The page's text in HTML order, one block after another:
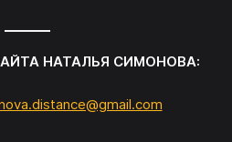
НАТАЛЬЯ СИМОНОВА: